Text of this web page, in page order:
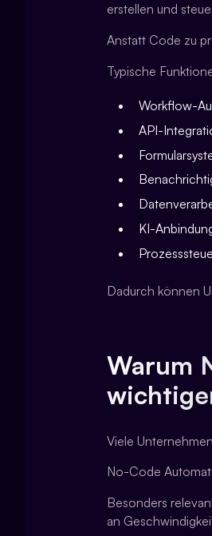
erstellen und
Anstatt Code zu
Typische
Workflow-
API-
KI-
Dadurch können
Warum
Viele
No-Code
Besonders
an